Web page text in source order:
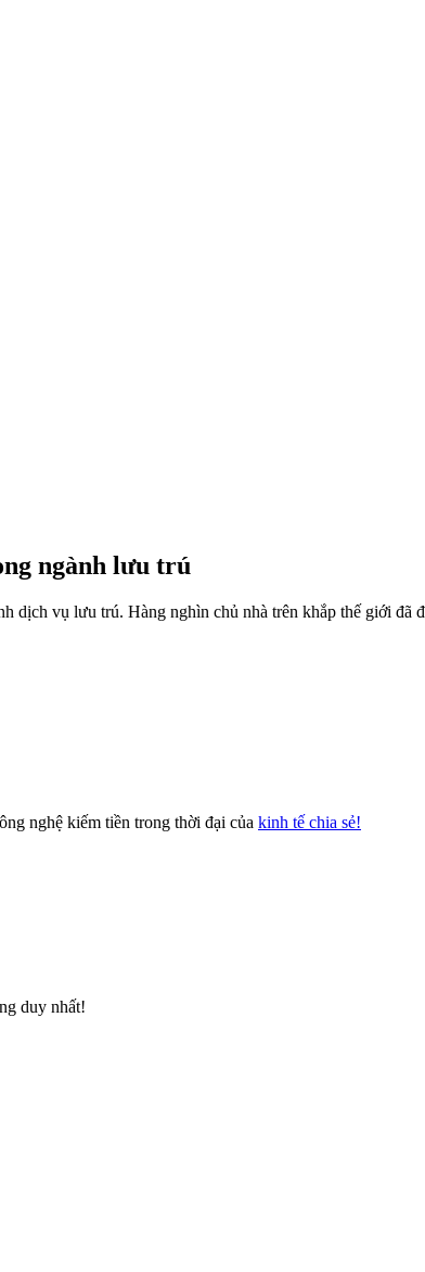
ngành lưu trú
dịch vụ lưu trú. Hàng nghìn chủ nhà trên khắp thế giới đã
nghệ kiếm tiền trong thời đại của kinh tế chia sẻ!
duy nhất!